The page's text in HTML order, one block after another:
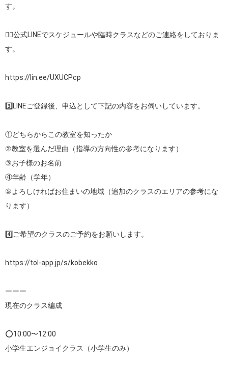
す。
👉🏻公式LINEでスケジュールや臨時クラスなどのご連絡をしておりま
す。
https://lin.ee/UXUCPcp
3️⃣LINEご登録後、申込として下記の内容をお伺いしています。
①どちらからこの教室を知ったか
②教室を選んだ理由（指導の方向性の参考になります）
③お子様のお名前
④年齢（学年）
⑤よろしければお住まいの地域（追加のクラスのエリアの参考にな
ります）
4️⃣ご希望のクラスのご予約をお願いします。
https://tol-app.jp/s/kobekko
ーーー
現在のクラス編成
⭕️10:00〜12:00
小学生エンジョイクラス（小学生のみ）